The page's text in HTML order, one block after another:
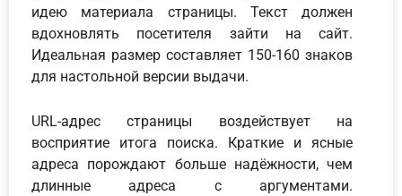
идею материала страницы. Текст должен
вдохновлять посетителя зайти на сайт.
Идеальная размер составляет 150-160 знаков
для настольной версии выдачи.
URL-адрес страницы воздействует на
восприятие итога поиска. Краткие и ясные
адреса порождают больше надёжности, чем
длинные адреса с аргументами.